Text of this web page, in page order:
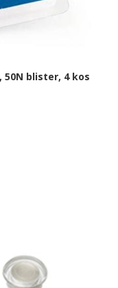
50N blister, 4 kos